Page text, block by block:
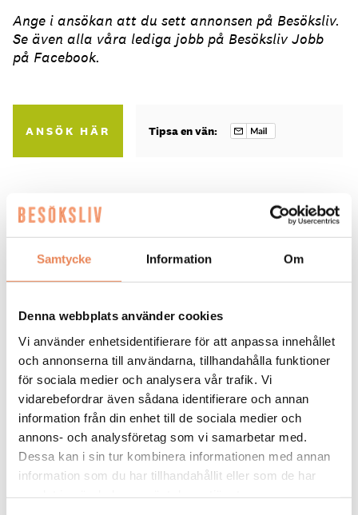
Samtycke Information Om
Denna webbplats använder cookies
Vi använder enhetsidentifierare för att anpassa innehållet
och annonserna till användarna, tillhandahålla funktioner
för sociala medier och analysera vår trafik. Vi
vidarebefordrar även sådana identifierare och annan
information från din enhet till de sociala medier och
annons- och analysföretag som vi samarbetar med.
Dessa kan i sin tur kombinera informationen med annan
information som du har tillhandahållit eller som de har
Ange i ansökan att du sett annonsen på Besöksliv.
Se även alla våra lediga jobb på Besöksliv Jobb
på Facebook.
ANSÖK HÄR Tipsa en vän:
General
Manager/Hotelldirektör
Arbetsgivare: Quality Hotel Grand
Placeringsort: Falun
Sista ansökningsdag: 2026-09-04
LÄS MER